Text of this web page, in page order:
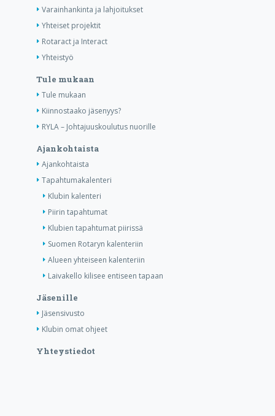
Varainhankinta ja lahjoitukset
Yhteiset projektit
Rotaract ja Interact
Yhteistyö
Tule mukaan
Tule mukaan
Kiinnostaako jäsenyys?
RYLA – Johtajuuskoulutus nuorille
Ajankohtaista
Ajankohtaista
Tapahtumakalenteri
Klubin kalenteri
Piirin tapahtumat
Klubien tapahtumat piirissä
Suomen Rotaryn kalenteriin
Alueen yhteiseen kalenteriin
Laivakello kilisee entiseen tapaan
Jäsenille
Jäsensivusto
Klubin omat ohjeet
Yhteystiedot